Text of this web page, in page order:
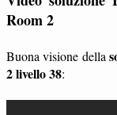
Room 2
Buona visione della
2 livello 38: